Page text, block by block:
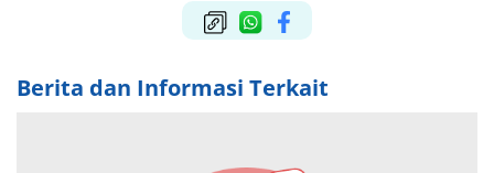
Berita dan Informasi Terkait